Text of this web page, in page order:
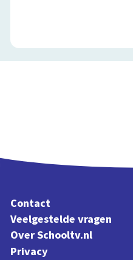
Contact
Veelgestelde vragen
Over Schooltv.nl
Privacy